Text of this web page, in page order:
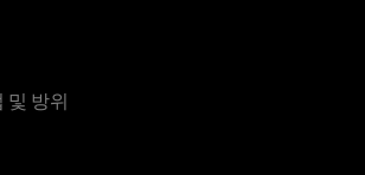
및 방위